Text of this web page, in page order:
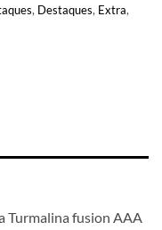
, Destaques, Extra,
Turmalina fusion AAA